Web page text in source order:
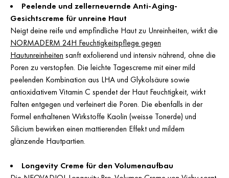
Peelende und zellerneuernde Anti-Aging-
Gesichtscreme für unreine Haut
Neigt deine reife und empfindliche Haut zu Unreinheiten, wirkt die
NORMADERM 24H Feuchtigkeitspflege gegen
Hautunreinheiten sanft exfolierend und intensiv nährend, ohne die
Poren zu verstopfen. Die leichte Tagescreme mit einer mild
peelenden Kombination aus LHA und Glykolsäure sowie
antioxidativem Vitamin C spendet der Haut Feuchtigkeit, wirkt
Falten entgegen und verfeinert die Poren. Die ebenfalls in der
Formel enthaltenen Wirkstoffe Kaolin (weisse Tonerde) und
Silicium bewirken einen mattierenden Effekt und mildern
glänzende Hautpartien.
Longevity Creme für den Volumenaufbau